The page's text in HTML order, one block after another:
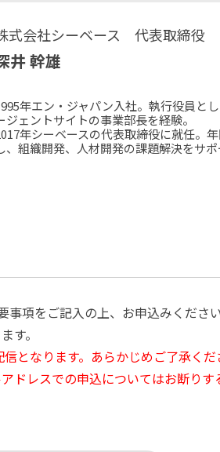
式会社シーベース 代表取締役
井 幹雄
年エン・ジャパン入社。執行役員と
ジェントサイトの事業部長を経験。
年シーベースの代表取締役に就任。
、組織開発、人材開発の課題解決をサポ
項をご記入の上、お申込みください
す。
となります。あらかじめご了承くだ
ドレスでの申込についてはお断り